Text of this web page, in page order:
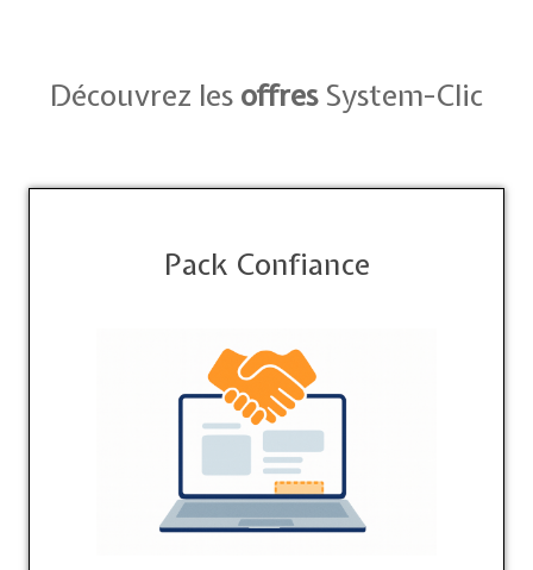
Découvrez les offresSystem-Clic
Pack Confiance